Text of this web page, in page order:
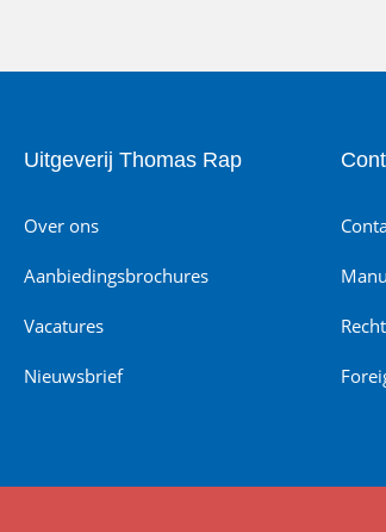
Uitgeverij Thomas Rap
Over ons
Aanbiedingsbrochures
Vacatures
Nieuwsbrief